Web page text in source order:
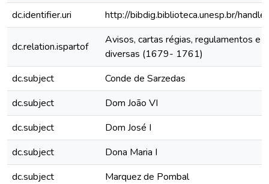
dc.identifier.uri
http://bibdig.biblioteca.unesp.br/
dc.relation.ispartof
Avisos, cartas régias, regulamentos e
diversas (1679- 1761)
dc.subject
Conde de Sarzedas
dc.subject
Dom João VI
dc.subject
Dom José I
dc.subject
Dona Maria I
dc.subject
Marquez de Pombal